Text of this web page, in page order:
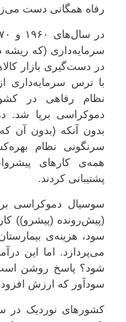
رفاه همگانی دست می‌زدند
سرمایه‌داری (که ریشه
در دست‌گیری بازار
با ترس سرمایه‌داری از
نظام رفاهی در
دموکراسی برپا شد. در
بدون آنکه (بدون آن
سرنگونی نظام
همه‌ی کارهای
پشتیبانی کردند .
سوسیال دموکراسی بر
(پیش‌رونده (پیشرو)) کار
سود، هزینه‌ی
می‌پردازد. اما این درآمد
شود؟ پاسخ روشن است:
سودآور که ارزش افزوده‌ی
کشورهای نوردیک در